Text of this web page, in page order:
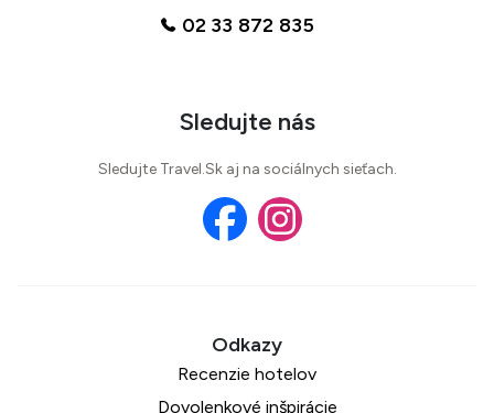
02 33 872 835
Sledujte nás
Sledujte Travel.Sk aj na sociálnych sieťach.
Recenzie hotelov
Dovolenkové inšpirácie